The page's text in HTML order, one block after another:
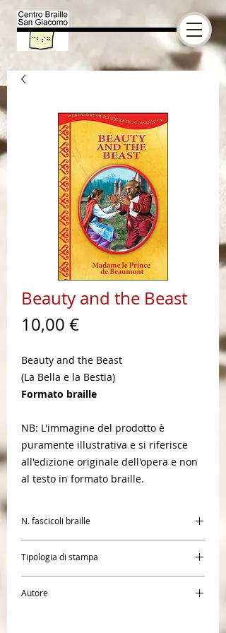
Beauty and the Beast
10,00 €Prezzo
Beauty and the Beast
(La Bella e la Bestia)
Formato braille
NB: L'immagine del prodotto è
puramente illustrativa e si riferisce
all'edizione originale dell'opera e non
al testo in formato braille.
N. fascicoli braille
Tipologia di stampa
Autore